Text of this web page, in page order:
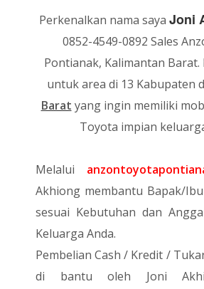
Perkenalkan nama saya Joni
0852-4549-0892 Sales
Pontianak, Kalimantan Barat.
untuk area di 13 Kabupaten
Barat yang ingin memiliki
Toyota impian
Melalui
Akhiong membantu Bapak/
sesuai Kebutuhan dan
Keluarga Anda.
Pembelian Cash / Kredit /
di bantu oleh Joni